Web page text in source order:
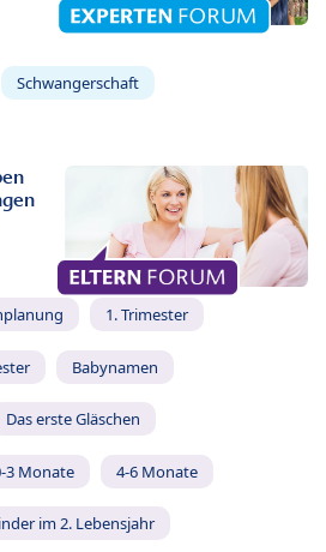
Schwangerschaft
1. Trimester
Babynamen
Das erste Gläschen
3 Monate 4-6 Monate
im 2. Lebensjahr